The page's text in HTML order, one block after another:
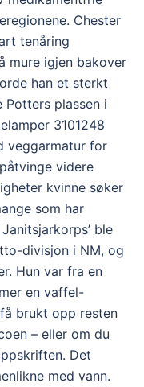
Chester
tenåring
mure igjen bakover
han et sterkt
plassen i
3101248
veggarmatur for
videre
kvinne søker
som har
ble
divisjon i NM, og
Hun var fra en
en vaffel-
brukt opp resten
– eller om du
Det
med vann.